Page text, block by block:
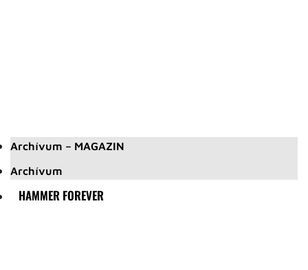
Archívum – MAGAZIN
Archívum
HAMMER FOREVER